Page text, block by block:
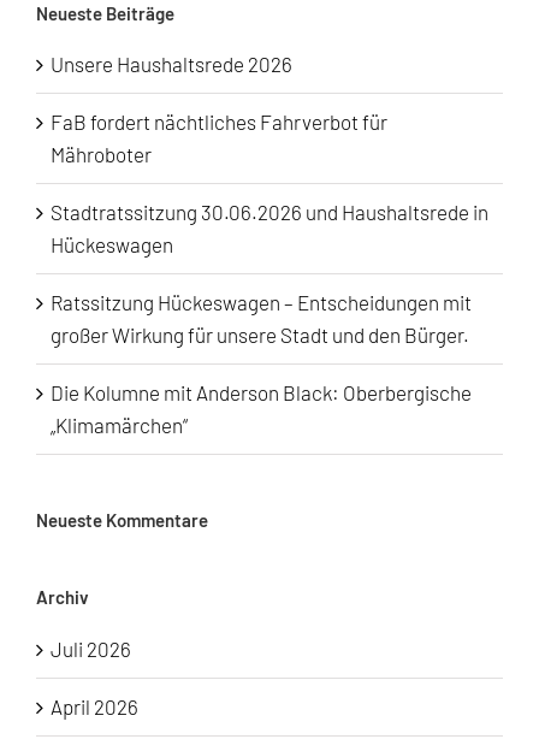
Neueste Beiträge
Unsere Haushaltsrede 2026
FaB fordert nächtliches Fahrverbot für
Mähroboter
Stadtratssitzung 30.06.2026 und Haushaltsrede in
Hückeswagen
Ratssitzung Hückeswagen – Entscheidungen mit
großer Wirkung für unsere Stadt und den Bürger.
Die Kolumne mit Anderson Black: Oberbergische
„Klimamärchen“
Neueste Kommentare
Archiv
Juli 2026
April 2026